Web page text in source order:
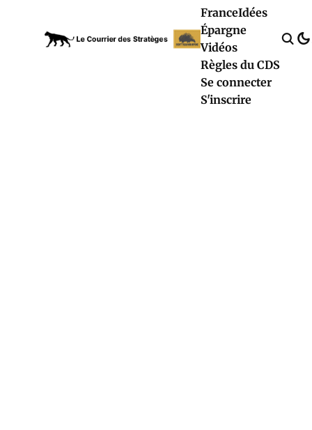
FranceIdées
Épargne
Vidéos
Règles du CDS
Se connecter
S'inscrire